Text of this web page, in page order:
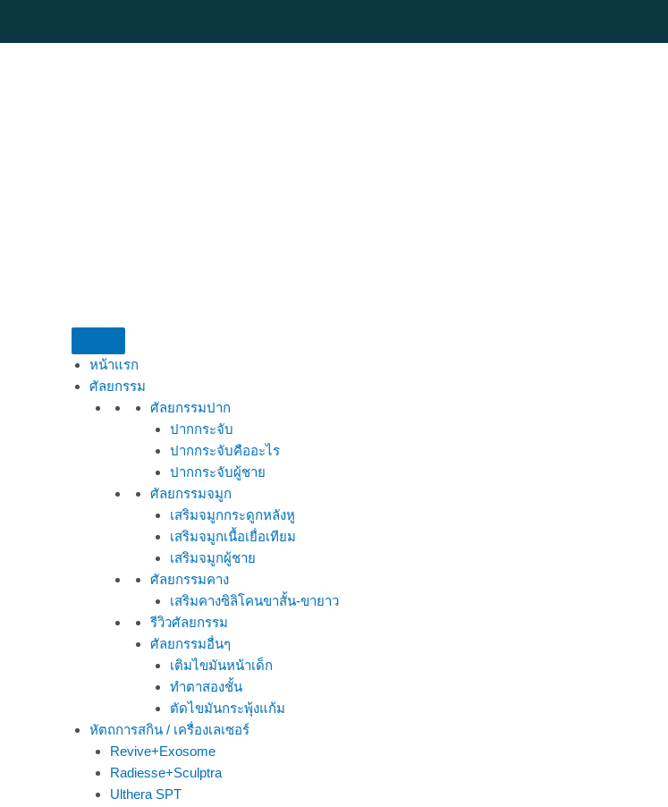
หน้าแรก
ศัลยกรรม
ศัลยกรรมปาก
ปากกระจับ
ปากกระจับคืออะไร
ปากกระจับผู้ชาย
ศัลยกรรมจมูก
เสริมจมูกกระดูกหลังหู
เสริมจมูกเนื้อเยื่อเทียม
เสริมจมูกผู้ชาย
ศัลยกรรมคาง
เสริมคางซิลิโคนขาสั้น-ขายาว
รีวิวศัลยกรรม
ศัลยกรรมอื่นๆ
เติมไขมันหน้าเด็ก
ทำตาสองชั้น
ตัดไขมันกระพุ้งแก้ม
หัตถการสกิน / เครื่องเลเซอร์
Revive+Exosome
Radiesse+Sculptra
Ulthera SPT